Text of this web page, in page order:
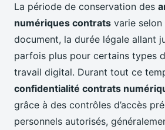
La période de conservation des
numériques contrats varie selon
document, la durée légale allant
parfois plus pour certains types
travail digital. Durant tout ce
confidentialité contrats
grâce à des contrôles d’accès
personnels autorisés,